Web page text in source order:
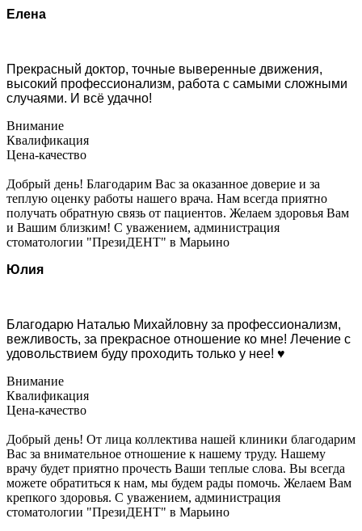
Елена
Прекрасный доктор, точные выверенные движения,
высокий профессионализм, работа с самыми сложными
случаями. И всё удачно!
Внимание
Квалификация
Цена-качество
Добрый день! Благодарим Вас за оказанное доверие и за
теплую оценку работы нашего врача. Нам всегда приятно
получать обратную связь от пациентов. Желаем здоровья Вам
и Вашим близким! С уважением, администрация
стоматологии "ПрезиДЕНТ" в Марьино
Юлия
Благодарю Наталью Михайловну за профессионализм,
вежливость, за прекрасное отношение ко мне! Лечение с
удовольствием буду проходить только у нее! ♥️
Внимание
Квалификация
Цена-качество
Добрый день! От лица коллектива нашей клиники благодарим
Вас за внимательное отношение к нашему труду. Нашему
врачу будет приятно прочесть Ваши теплые слова. Вы всегда
можете обратиться к нам, мы будем рады помочь. Желаем Вам
крепкого здоровья. С уважением, администрация
стоматологии "ПрезиДЕНТ" в Марьино